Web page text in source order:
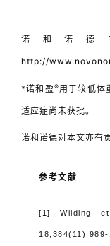
诺和诺德
http://
*诺和盈®用于较低体
适应症尚未获批。
诺和诺德对本文亦有
参考文献
[1]Wilding
18;384(11):989-